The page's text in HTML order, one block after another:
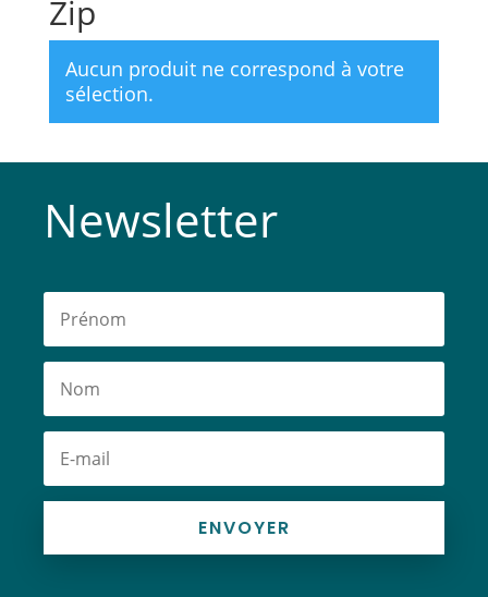
Zip
Aucun produit ne correspond à votre
sélection.
Newsletter
ENVOYER